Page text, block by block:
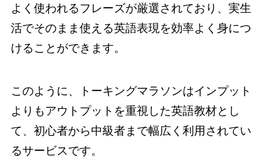
よく使われるフレーズが厳選されており、実生
活でそのまま使える英語表現を効率よく身につ
けることができます。
このように、トーキングマラソンはインプット
よりもアウトプットを重視した英語教材とし
て、初心者から中級者まで幅広く利用されてい
るサービスです。